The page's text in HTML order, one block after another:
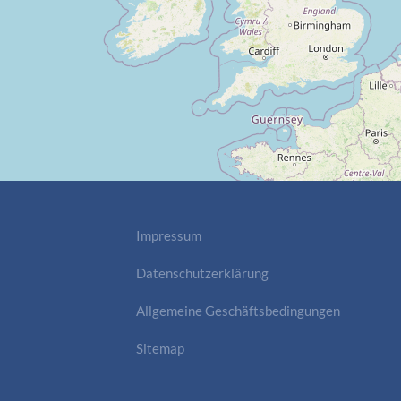
Impressum
Datenschutzerklärung
Allgemeine Geschäftsbedingungen
Sitemap